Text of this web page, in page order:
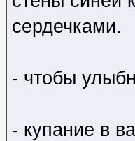
сердечками.
- чтобы
- купание в